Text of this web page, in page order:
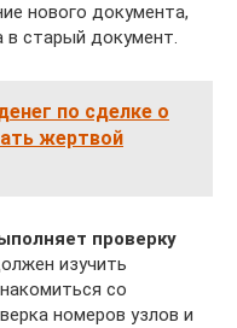
нового документа,
в старый документ.
по сделке о
жертвой
проверку
изучить
со
номеров узлов и